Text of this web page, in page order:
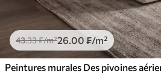
43.33₣/m²26.00 ₣/m²